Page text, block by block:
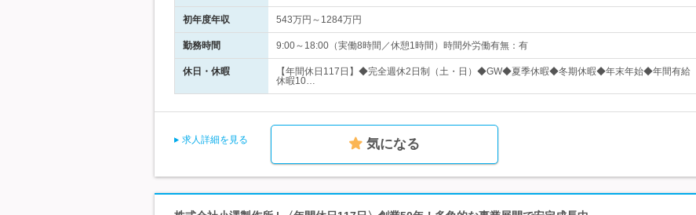
初年度年収 543万円～1284万円
勤務時間 9:00～18:00（実働8時間／休憩1時間）時間外労働有無：有
休日・休暇
【年間休日117日】◆完全週休2日制（土・日）◆GW◆夏季休暇◆冬期休暇◆年末年始◆年間有給
休暇10…
求人詳細を見る 気になる